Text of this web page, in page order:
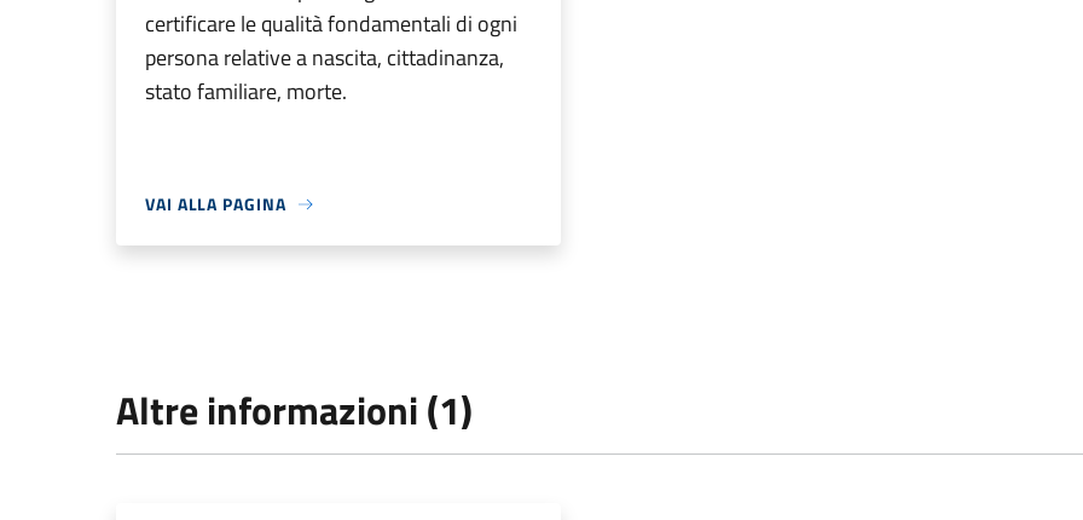
certificare le qualità fondamentali di ogni
persona relative a nascita, cittadinanza,
stato familiare, morte.
VAI ALLA PAGINA
Altre informazioni (1)